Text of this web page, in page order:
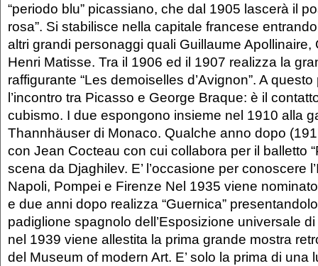
“periodo blu” picassiano, che dal 1905 lascerà il
rosa”. Si stabilisce nella capitale francese
altri grandi personaggi quali Guillaume Apollinaire,
Henri Matisse. Tra il 1906 ed il 1907 realizza la
raffigurante “Les demoiselles d’Avignon”. A
l’incontro tra Picasso e George Braque: è il
cubismo. I due espongono insieme nel 1910 alla
Thannhäuser di Monaco. Qualche anno dopo
con Jean Cocteau con cui collabora per il balletto
scena da Djaghilev. E’ l’occasione per conoscere
Napoli, Pompei e Firenze Nel 1935 viene
e due anni dopo realizza “Guernica”
padiglione spagnolo dell’Esposizione universale
nel 1939 viene allestita la prima grande mostra
del Museum of modern Art. E’ solo la prima di una